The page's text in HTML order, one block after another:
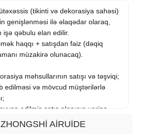
(tikinti və dekorasiya sahəsi)
genişlənməsi ilə əlaqədar olaraq,
işə qəbulu elan edilir.
haqqı + satışdan faiz (dəqiq
müzakirə olunacaq).
məhsullarının satışı və təşviqi;
edilməsi və mövcud müştərilərlə
edilmiş satış planının yerinə
AİRUİDE